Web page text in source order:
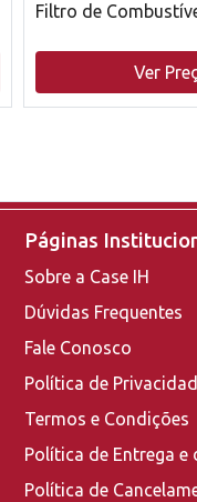
Filtro de
Ver
Páginas
Sobre a Case IH
Dúvidas Frequentes
Fale Conosco
Política de
Termos e Condições
Política de Entrega e
Política de